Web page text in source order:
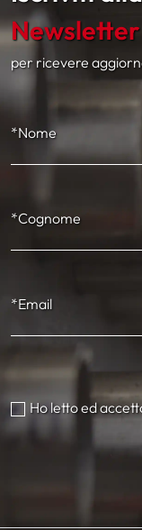
Newsletter
per ricevere
*Nome
*Cognome
*Email
Ho letto ed